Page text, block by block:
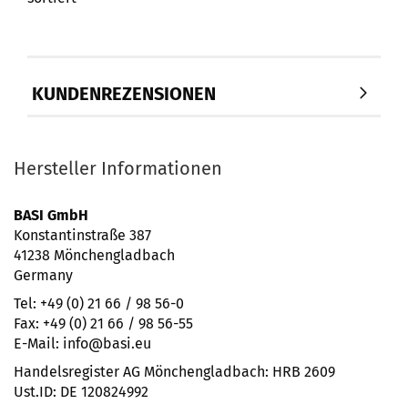
KUNDENREZENSIONEN
Hersteller Informationen
BASI GmbH
Konstantinstraße 387
41238 Mönchengladbach
Germany
Tel: +49 (0) 21 66 / 98 56-0
Fax: +49 (0) 21 66 / 98 56-55
E-Mail: info@basi.eu
Handelsregister AG Mönchengladbach: HRB 2609
Ust.ID: DE 120824992